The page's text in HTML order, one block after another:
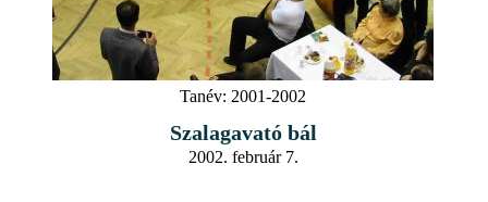
Tanév: 2001-2002
Szalagavató bál
2002. február 7.